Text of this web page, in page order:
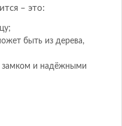
– это:
быть из дерева,
замком и надёжными